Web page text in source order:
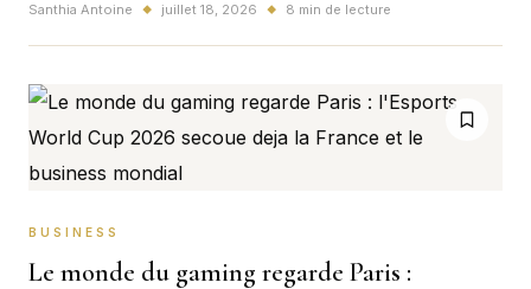
Santhia Antoine ◆ juillet 18, 2026 ◆ 8 min de lecture
BUSINESS
Le monde du gaming regarde Paris :